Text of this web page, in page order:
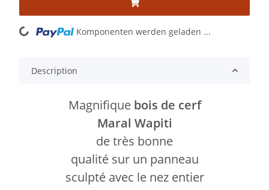
Loading... Komponenten werden geladen ...
Description
Magnifique bois de cerf
Maral Wapiti
de très bonne
qualité sur un panneau
sculpté avec le nez entier